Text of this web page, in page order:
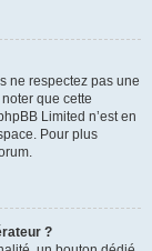
ne respectez pas une
que cette
Limited n’est en
Pour plus
?